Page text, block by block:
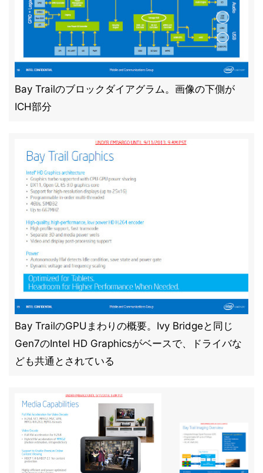
Bay Trailのブロックダイアグラム。画像の下側が
ICH部分
Bay TrailのGPUまわりの概要。Ivy Bridgeと同じ
Gen7のIntel HD Graphicsがベースで、ドライバな
ども共通とされている